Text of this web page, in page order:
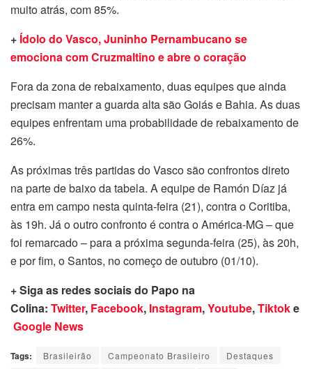
muito atrás, com 85%.
+ Ídolo do Vasco, Juninho Pernambucano se
emociona com Cruzmaltino e abre o coração
Fora da zona de rebaixamento, duas equipes que ainda
precisam manter a guarda alta são Goiás e Bahia. As duas
equipes enfrentam uma probabilidade de rebaixamento de
26%.
As próximas três partidas do Vasco são confrontos direto
na parte de baixo da tabela. A equipe de Ramón Díaz já
entra em campo nesta quinta-feira (21), contra o Coritiba,
às 19h. Já o outro confronto é contra o América-MG – que
foi remarcado – para a próxima segunda-feira (25), às 20h,
e por fim, o Santos, no começo de outubro (01/10).
+ Siga as redes sociais do Papo na
Colina: Twitter, Facebook, Instagram,Youtube,Tiktoke
Google News
Tags: Brasileirão Campeonato Brasileiro
Destaques